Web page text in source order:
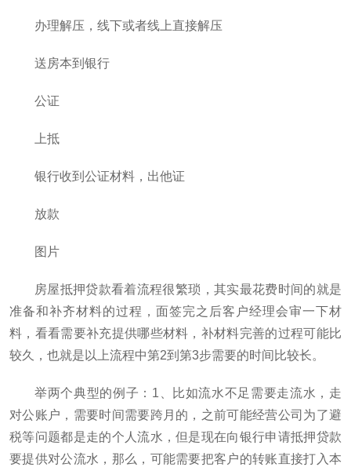
办理解压，线下或者线上直接解压
送房本到银行
公证
上抵
银行收到公证材料，出他证
放款
图片
房屋抵押贷款看着流程很繁琐，其实最花费时间的就是
准备和补齐材料的过程，面签完之后客户经理会审一下材
料，看看需要补充提供哪些材料，补材料完善的过程可能比
较久，也就是以上流程中第2到第3步需要的时间比较长。
举两个典型的例子：1、比如流水不足需要走流水，走
对公账户，需要时间需要跨月的，之前可能经营公司为了避
税等问题都是走的个人流水，但是现在向银行申请抵押贷款
要提供对公流水，那么，可能需要把客户的转账直接打入本